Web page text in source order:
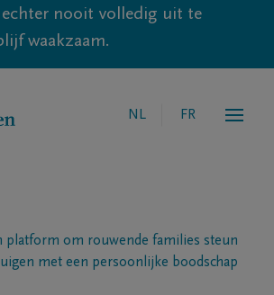
echter nooit volledig uit te
waakzaam.
NL FR
platform om rouwende families steun
met een persoonlijke boodschap